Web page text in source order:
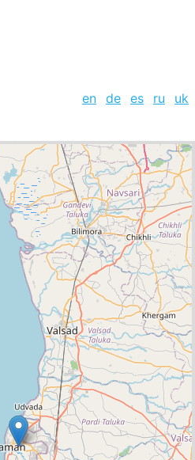
en de es ru
uk